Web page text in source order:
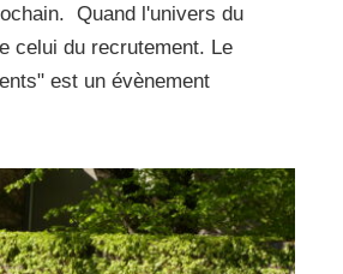
Quand l'univers du
celui du recrutement. Le
est un évènement